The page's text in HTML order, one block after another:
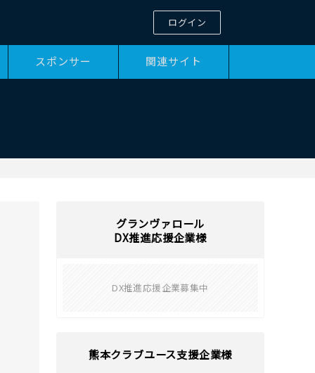
ログイン
スポンサー 関連サイト
グランヴァロール
DX推進応援企業様
DX推進応援企業募集中
熊本クラブユース支援企業様